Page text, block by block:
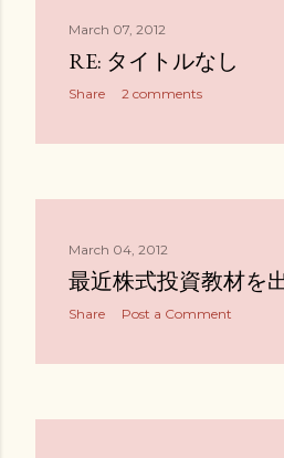
March 07, 2012
RE: タイトルなし
Share 2 comments
March 04, 2012
最近株式投資教材を
Share Post a Comment